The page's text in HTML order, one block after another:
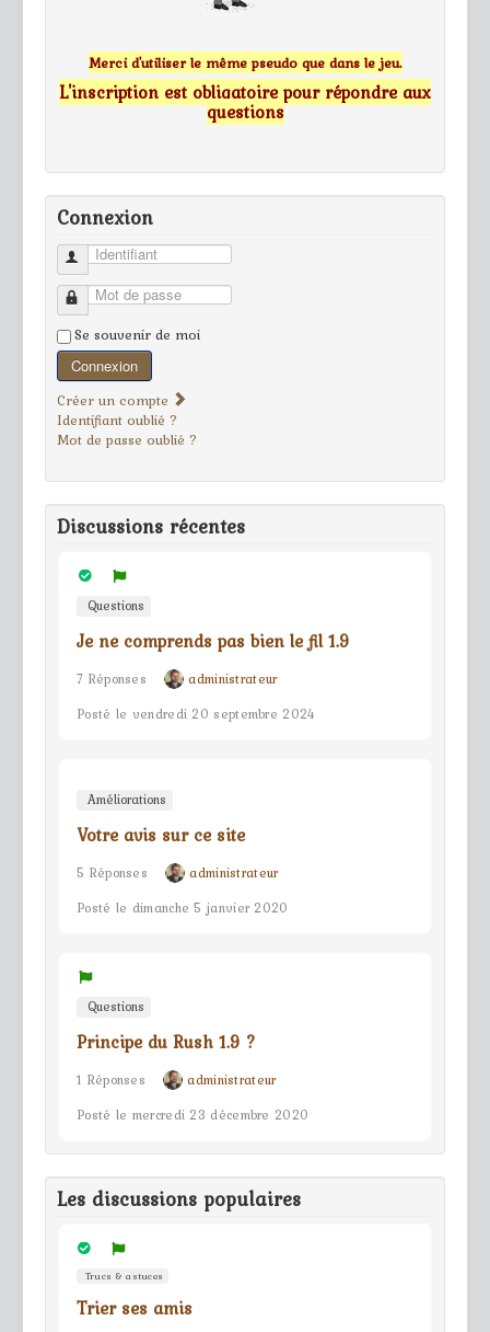
Merci d'utiliser le même pseudo que dans le jeu.
L'inscription est obligatoire pour répondre aux
questions
Connexion
Identifiant
Mot de passe
Se souvenir de moi
Connexion
Créer un compte
Identifiant oublié ?
Mot de passe oublié ?
Discussions récentes
Questions
Je ne comprends pas bien le fil 1.9
7 Réponses
administrateur
Posté le vendredi 20 septembre 2024
Améliorations
Votre avis sur ce site
5 Réponses
administrateur
Posté le dimanche 5 janvier 2020
Questions
Principe du Rush 1.9 ?
1 Réponses
administrateur
Posté le mercredi 23 décembre 2020
Les discussions populaires
Trucs & astuces
Trier ses amis